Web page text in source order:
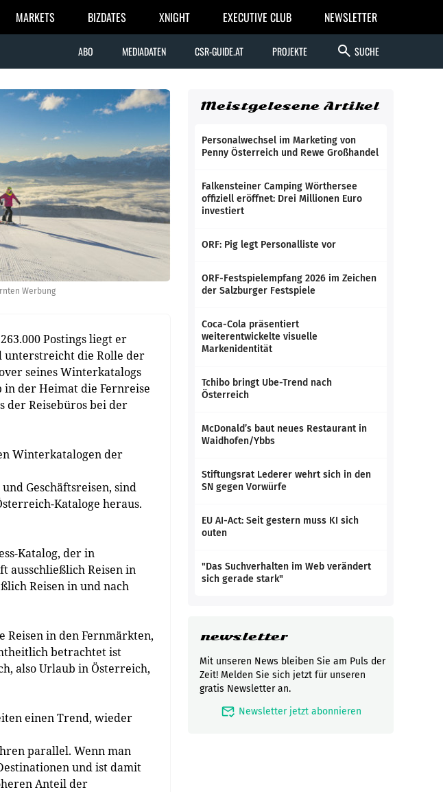
MARKETS BIZDATES XNIGHT EXECUTIVE CLUB NEWSLETTER
ABO MEDIADATEN CSR-GUIDE.AT PROJEKTE search SUCHE
Werbung
Postings liegt er
unterstreicht die Rolle der
seines Winterkatalogs
der Heimat die Fernreise
der Reisebüros bei der
Winterkatalogen der
Geschäftsreisen, sind
Kataloge heraus.
Katalog, der in
ausschließlich Reisen in
Reisen in und nach
in den Fernmärkten,
betrachtet ist
also Urlaub in Österreich,
einen Trend, wieder
parallel. Wenn man
und ist damit
Anteil der
Meistgelesene Artikel
Personalwechsel im Marketing von
Penny Österreich und Rewe Großhandel
Falkensteiner Camping Wörthersee
offiziell eröffnet: Drei Millionen Euro
investiert
ORF: Pig legt Personalliste vor
ORF-Festspielempfang 2026 im Zeichen
der Salzburger Festspiele
Coca-Cola präsentiert
weiterentwickelte visuelle
Markenidentität
Tchibo bringt Ube-Trend nach
Österreich
McDonald’s baut neues Restaurant in
Waidhofen/Ybbs
Stiftungsrat Lederer wehrt sich in den
SN gegen Vorwürfe
EU AI-Act: Seit gestern muss KI sich
outen
"Das Suchverhalten im Web verändert
sich gerade stark"
newsletter
Mit unseren News bleiben Sie am Puls der
Zeit! Melden Sie sich jetzt für unseren
gratis Newsletter an.
mark_email_read Newsletter jetzt abonnieren